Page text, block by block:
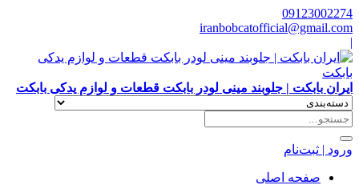
09123002274
iranbobcatofficial@gmail.com
|
ایران بابکت | جلوبند مینی لودر بابکت قطعات و لوازم یدکی بابکت
ورود | ثبت‌نام
صفحه اصلی